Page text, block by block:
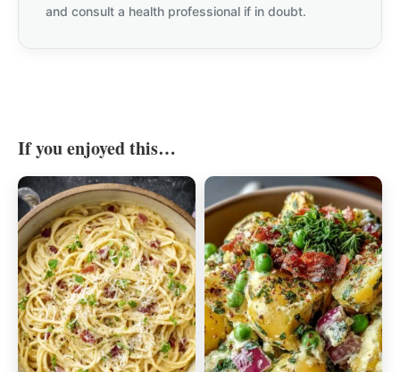
and consult a health professional if in doubt.
If you enjoyed this…